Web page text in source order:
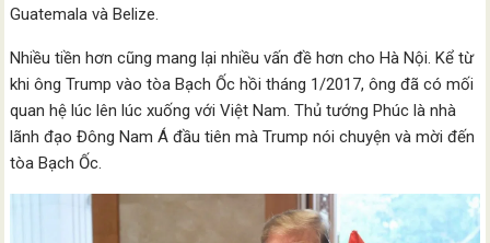
Guatemala và Belize.
Nhiều tiền hơn cũng mang lại nhiều vấn đề hơn cho Hà Nội. Kể từ
khi ông Trump vào tòa Bạch Ốc hồi tháng 1/2017, ông đã có mối
quan hệ lúc lên lúc xuống với Việt Nam. Thủ tướng Phúc là nhà
lãnh đạo Đông Nam Á đầu tiên mà Trump nói chuyện và mời đến
tòa Bạch Ốc.